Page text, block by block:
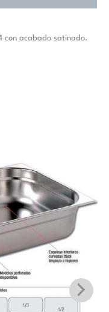
con acabado satinado.